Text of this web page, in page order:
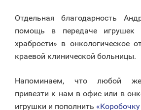
Отдельная благодарность
помощь в передаче игрушек
храбрости» в онкологическое
краевой клинической больницы.
Напоминаем, что любой
привезти к нам в офис или в
игрушки и пополнить